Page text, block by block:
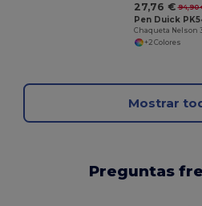
27,76 € 94,90
Pen Duick
Chaqueta Nelson 3
+2 Colores
Mostrar
Preguntas